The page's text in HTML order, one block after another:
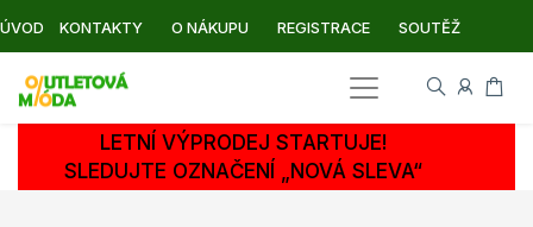
ÚVOD KONTAKTY O NÁKUPU REGISTRACE SOUTĚŽ
LETNÍ VÝPRODEJ STARTUJE!
SLEDUJTE OZNAČENÍ „NOVÁ SLEVA“